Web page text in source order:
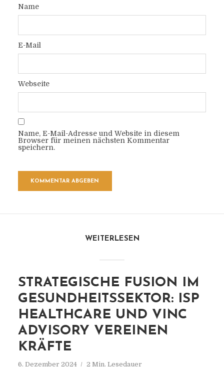
Name
E-Mail
Webseite
Name, E-Mail-Adresse und Website in diesem
Browser für meinen nächsten Kommentar
speichern.
WEITERLESEN
STRATEGISCHE FUSION IM
GESUNDHEITSSEKTOR: ISP
HEALTHCARE UND VINC
ADVISORY VEREINEN
KRÄFTE
6. Dezember 2024 2 Min. Lesedauer